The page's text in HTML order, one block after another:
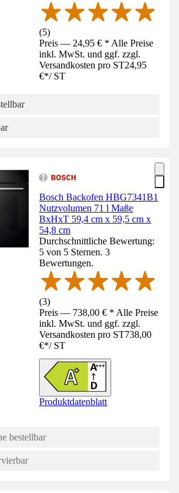
(5)
Preis — 24,95 € * Alle Preise
inkl. MwSt. und ggf. zzgl.
Versandkosten pro ST24,95
€*/ ST
Bosch Backofen HBG7341B1
Nutzvolumen 71 l Maße
BxHxT 59,4 cm x 59,5 cm x
54,8 cm
Durchschnittliche Bewertung:
5 von 5 Sternen. 3
Bewertungen.
(3)
Preis — 738,00 € * Alle Preise
inkl. MwSt. und ggf. zzgl.
Versandkosten pro ST738,00
€*/ ST
Produktdatenblatt
bestellbar